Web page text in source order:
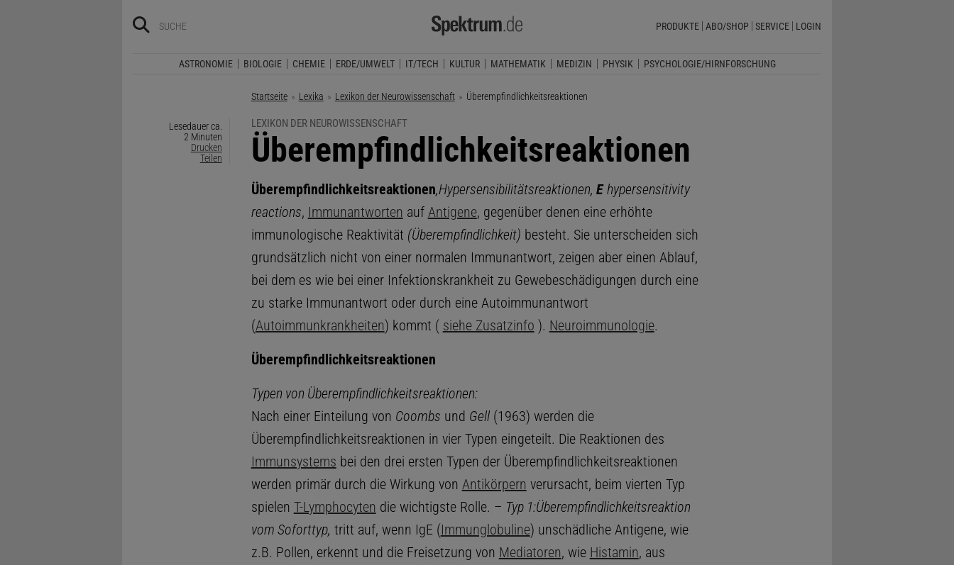
PRODUKTE ABO/SHOP SERVICE LOGIN
ASTRONOMIE BIOLOGIE CHEMIE ERDE/UMWELT IT/TECH KULTUR MATHEMATIK MEDIZIN PHYSIK PSYCHOLOGIE/HIRNFORSCHUNG
Startseite Lexika Lexikon der Neurowissenschaft Aktuelle Seite:
Überempfindlichkeitsreaktionen
Lesedauer ca.
2 Minuten
Drucken
Teilen
LEXIKON DER NEUROWISSENSCHAFT
:
Überempfindlichkeitsreaktionen
Überempfindlichkeitsreaktionen,Hypersensibilitätsreaktionen, Ehypersensitivity
reactions, Immunantworten auf Antigene, gegenüber denen eine erhöhte
immunologische Reaktivität (Überempfindlichkeit) besteht. Sie unterscheiden sich
grundsätzlich nicht von einer normalen Immunantwort, zeigen aber einen Ablauf,
bei dem es wie bei einer Infektionskrankheit zu Gewebeschädigungen durch eine
zu starke Immunantwort oder durch eine Autoimmunantwort
(Autoimmunkrankheiten) kommt ( siehe Zusatzinfo ). Neuroimmunologie.
Überempfindlichkeitsreaktionen
Typen von Überempfindlichkeitsreaktionen:
Nach einer Einteilung von Coombs und Gell(1963) werden die
Überempfindlichkeitsreaktionen in vier Typen eingeteilt. Die Reaktionen des
Immunsystems bei den drei ersten Typen der Überempfindlichkeitsreaktionen
werden primär durch die Wirkung von Antikörpern verursacht, beim vierten Typ
spielen T-Lymphocyten die wichtigste Rolle. – Typ 1:Überempfindlichkeitsreaktion
vom Soforttyp, tritt auf, wenn IgE (Immunglobuline) unschädliche Antigene, wie
z.B. Pollen, erkennt und die Freisetzung von Mediatoren, wie Histamin, aus